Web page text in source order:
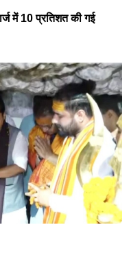
में 10 प्रतिशत की गई